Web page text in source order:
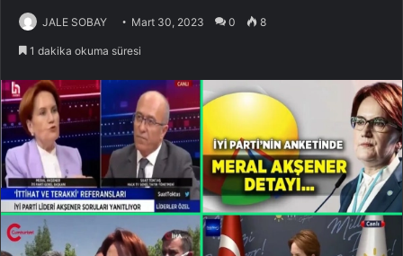
JALE SOBAY Mart 30, 2023 0 8
1 dakika okuma süresi